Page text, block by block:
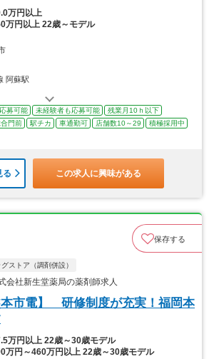
万円以上
万円以上 22歳～モデル
阿蘇駅
募可能 未経験者も応募可能
残業月10ｈ以下
門前 駅チカ 車通勤可 店舗数10～29
積極採用中
る この求人に興味がある
保存する
グストア（調剤併設）
社新生堂薬局の薬剤師求人
本市電】 研修制度が充実！福岡本
万円以上 22歳～30歳モデル
万円～460万円以上 22歳～30歳モデル